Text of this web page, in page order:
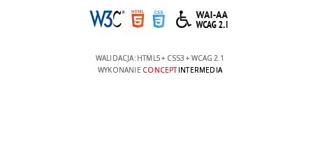
WALIDACJA: HTML5+ CSS3 + WCAG 2.1
WYKONANIE CONCEPTINTERMEDIA